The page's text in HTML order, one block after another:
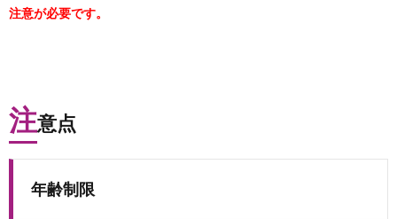
注意が必要です。
注意点
年齢制限